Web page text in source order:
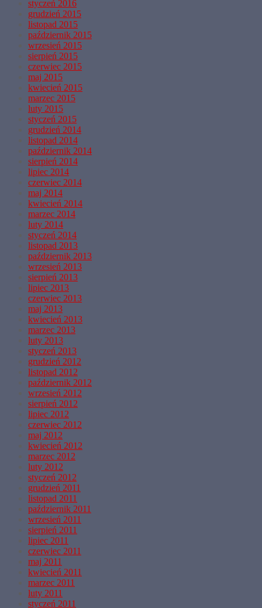
styczeń 2016
grudzień 2015
listopad 2015
październik 2015
wrzesień 2015
sierpień 2015
czerwiec 2015
maj 2015
kwiecień 2015
marzec 2015
luty 2015
styczeń 2015
grudzień 2014
listopad 2014
październik 2014
sierpień 2014
lipiec 2014
czerwiec 2014
maj 2014
kwiecień 2014
marzec 2014
luty 2014
styczeń 2014
listopad 2013
październik 2013
wrzesień 2013
sierpień 2013
lipiec 2013
czerwiec 2013
maj 2013
kwiecień 2013
marzec 2013
luty 2013
styczeń 2013
grudzień 2012
listopad 2012
październik 2012
wrzesień 2012
sierpień 2012
lipiec 2012
czerwiec 2012
maj 2012
kwiecień 2012
marzec 2012
luty 2012
styczeń 2012
grudzień 2011
listopad 2011
październik 2011
wrzesień 2011
sierpień 2011
lipiec 2011
czerwiec 2011
maj 2011
kwiecień 2011
marzec 2011
luty 2011
styczeń 2011